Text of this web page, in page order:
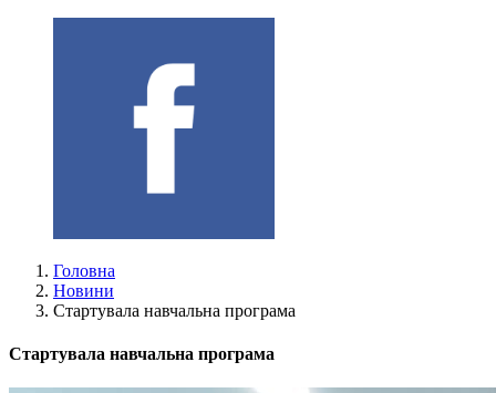
Головна
Новини
Стартувала навчальна програма
Стартувала навчальна програма